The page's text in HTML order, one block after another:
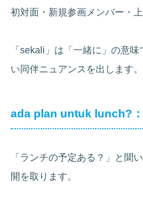
初対面・新規参画メンバー・
「sekali」は「一緒に」の意
い同伴ニュアンスを出します。
ada plan untuk lunch?
「ランチの予定ある？」と聞
開を取ります。